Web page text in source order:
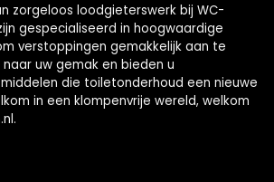
zorgeloos loodgieterswerk bij WC-
gespecialiseerd in hoogwaardige
verstoppingen gemakkelijk aan te
uw gemak en bieden u
die toiletonderhoud een nieuwe
in een klompenvrije wereld, welkom